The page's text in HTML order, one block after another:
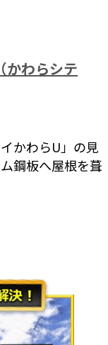
かわらシテ
かわらU」の見
鋼板へ屋根を葺